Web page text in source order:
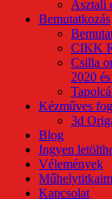
Asztali
Bemutatkozás
CIKK
Csilla
2020
Kézműves
3d
Blog
Ingyen
Vélemények
Műhelytitkaim
Kapcsolat